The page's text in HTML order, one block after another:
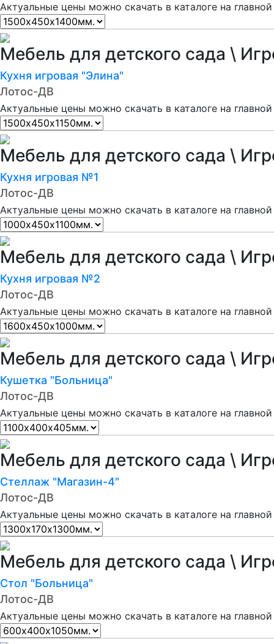
Актуальные цены можно скачать в каталоге на
Мебель для детского сада \
Кухня игровая "Элина"
Лотос-ДВ
Актуальные цены можно скачать в каталоге на
Мебель для детского сада \
Кухня игровая №1
Лотос-ДВ
Актуальные цены можно скачать в каталоге на
Мебель для детского сада \
Кухня игровая №2
Лотос-ДВ
Актуальные цены можно скачать в каталоге на
Мебель для детского сада \
Кушетка "Больница"
Лотос-ДВ
Актуальные цены можно скачать в каталоге на
Мебель для детского сада \
Стеллаж "Магазин-4"
Лотос-ДВ
Актуальные цены можно скачать в каталоге на
Мебель для детского сада \
Стол "Больница"
Лотос-ДВ
Актуальные цены можно скачать в каталоге на